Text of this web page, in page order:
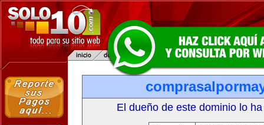
El dueño de este dominio lo